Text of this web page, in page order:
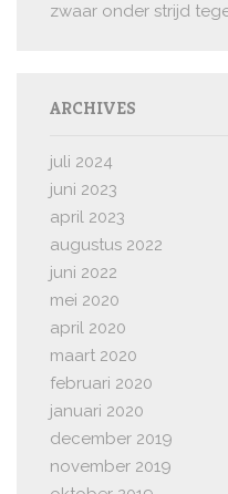
zwaar onder strijd
ARCHIVES
juli 2024
juni 2023
april 2023
augustus 2022
juni 2022
mei 2020
april 2020
maart 2020
februari 2020
januari 2020
december 2019
november 2019